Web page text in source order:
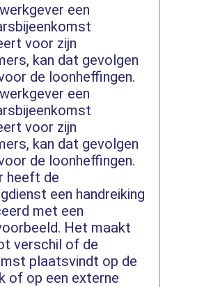
een
voor zijn
kan dat gevolgen
de loonheffingen.
een
voor zijn
kan dat gevolgen
de loonheffingen.
heeft de
een handreiking
met een
Het maakt
verschil of de
plaatsvindt op de
of op een externe